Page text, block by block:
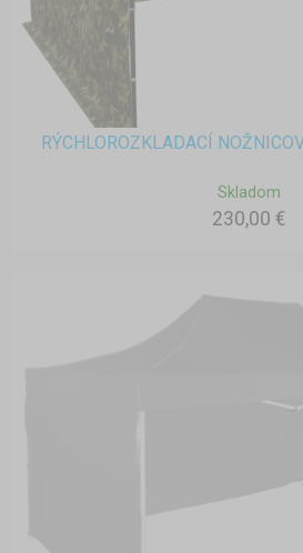
RÝCHLOROZKLADACÍ
Skladom
230,00 €